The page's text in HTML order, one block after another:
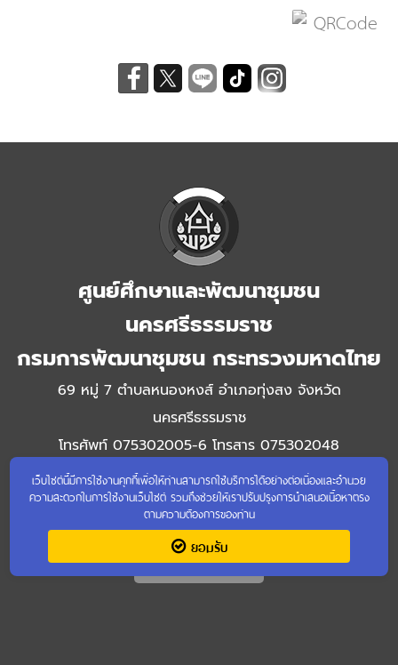
ศูนย์ศึกษาและพัฒนาชุมชน
นครศรีธรรมราช
กรมการพัฒนาชุมชน กระทรวงมหาดไทย
69 หมู่ 7 ตำบลหนองหงส์ อำเภอทุ่งสง จังหวัด
นครศรีธรรมราช
โทรศัพท์ 075302005-6 โทรสาร 075302048
เข้าชมเว็บไซต์เก่า
เว็บไซต์นี้มีการใช้งานคุกกี้เพื่อให้ท่านสามารถใช้บริการได้อย่างต่อเนื่องและอำนวย
ความสะดวกในการใช้งานเว็บไซต์ รวมถึงช่วยให้เราปรับปรุงการนำเสนอเนื้อหาตรง
ตามความต้องการของท่าน
ยอมรับ